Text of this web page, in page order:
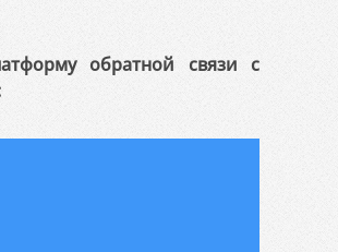
обратной связи с